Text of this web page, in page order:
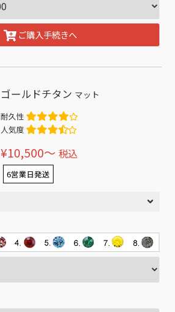
ご購入手続きへ
ゴールドチタン マット
耐久性
人気度
¥10,500〜 税込
6営業日発送